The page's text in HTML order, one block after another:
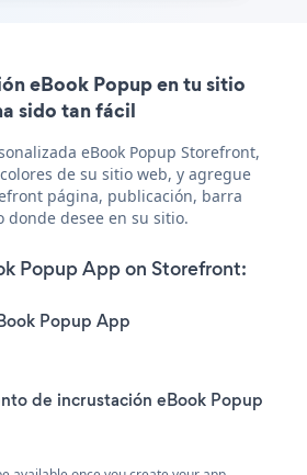
eBook Popup en tu sitio
sido tan fácil
eBook Popup Storefront,
de su sitio web, y agregue
página, publicación, barra
desee en su sitio.
Popup App on Storefront:
Popup App
de incrustación eBook Popup